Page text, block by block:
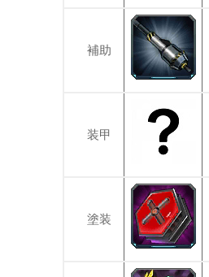
補助
装甲
塗装